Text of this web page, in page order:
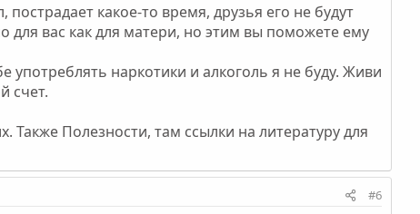
пострадает какое-то время, друзья его не будут
для вас как для матери, но этим вы поможете ему
наркотики и алкоголь я не буду. Живи
счет.
Также Полезности, там ссылки на литературу для
#6